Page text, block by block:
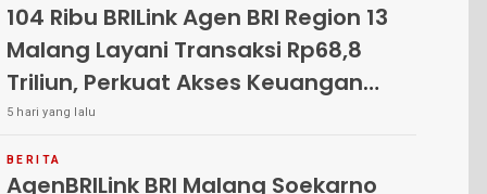
104 Ribu BRILink Agen BRI Region 13
Malang Layani Transaksi Rp68,8
Triliun, Perkuat Akses Keuangan
Masyarakat
5 hari yang lalu
BERITA
AgenBRILink BRI Malang Soekarno